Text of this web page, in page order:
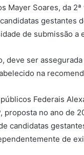
Mayer Soares, da
gestantes
de submissão a
deve ser
na
Federais
proposta no ano de
candidatas
de